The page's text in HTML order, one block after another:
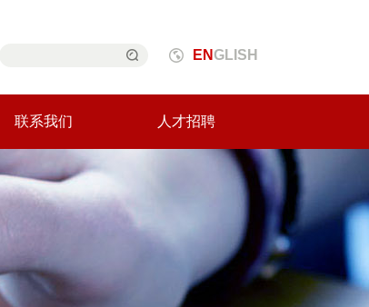
ENGLISH
联系我们 人才招聘